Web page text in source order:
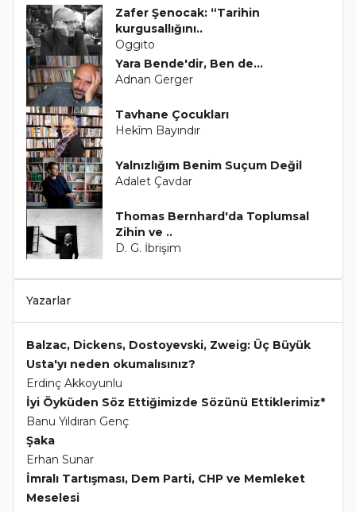
Zafer Şenocak: “Tarihin
kurgusallığını..
Oggito
Yara Bende'dir, Ben de…
Adnan Gerger
Tavhane Çocukları
Hekîm Bayındır
Yalnızlığım Benim Suçum Değil
Adalet Çavdar
Thomas Bernhard'da Toplumsal
Zihin ve ..
D. G. İbrişim
Yazarlar
Balzac, Dickens, Dostoyevski, Zweig: Üç Büyük
Usta'yı neden okumalısınız?
Erdinç Akkoyunlu
İyi Öyküden Söz Ettiğimizde Sözünü Ettiklerimiz*
Banu Yıldıran Genç
Şaka
Erhan Sunar
İmralı Tartışması, Dem Parti, CHP ve Memleket
Meselesi